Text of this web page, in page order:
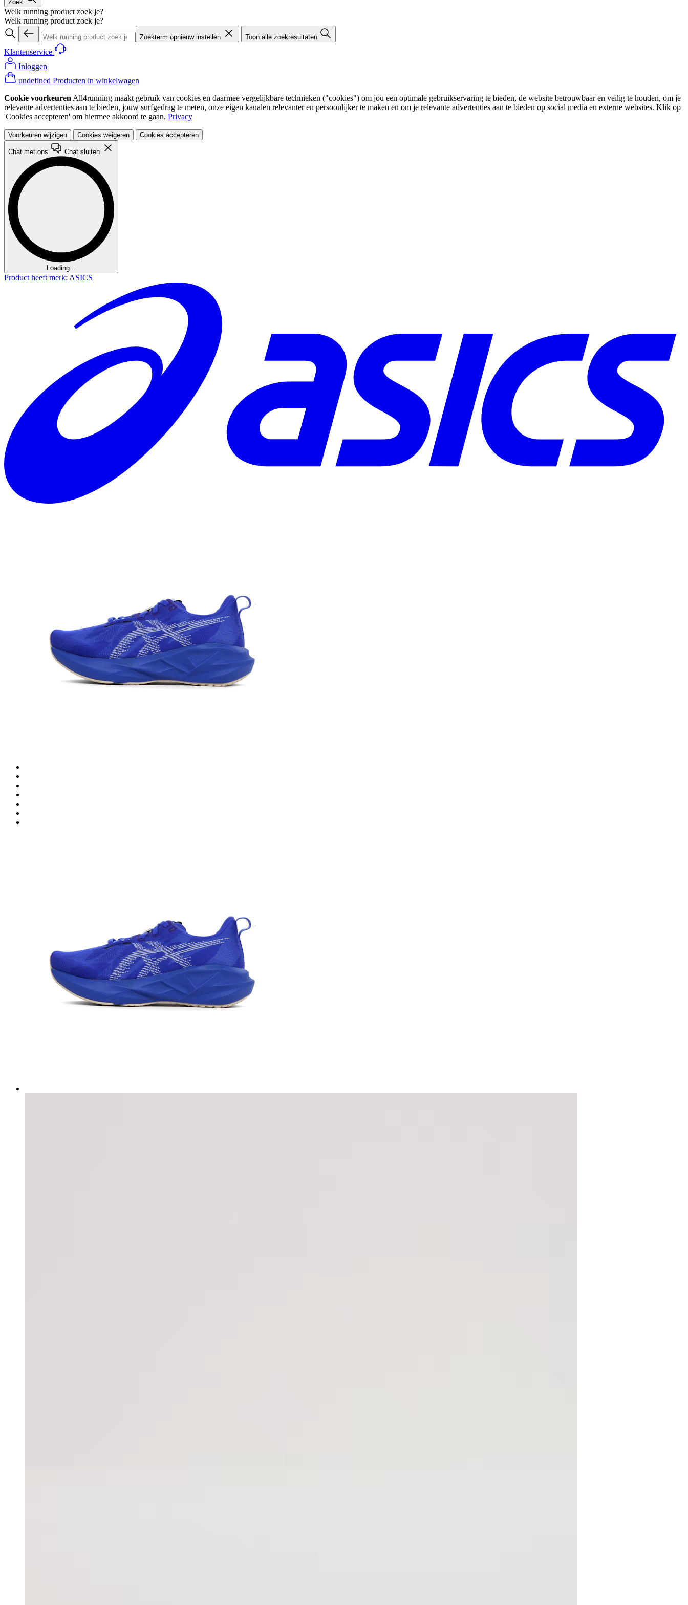
Zoek
Welk running product zoek je?
Welk running product zoek je?
Zoekterm opnieuw instellen Toon alle zoekresultaten
Klantenservice
Inloggen
undefined Producten in winkelwagen
Cookie voorkeuren All4running maakt gebruik van cookies en daarmee vergelijkbare technieken ("cookies") om jou een optimale gebruikservaring te bieden, de website betrouwbaar en veilig te houden, om je
relevante advertenties aan te bieden, jouw surfgedrag te meten, onze eigen kanalen relevanter en persoonlijker te maken en om je relevante advertenties aan te bieden op social media en externe websites. Klik op
'Cookies accepteren' om hiermee akkoord te gaan. Privacy
Voorkeuren wijzigen Cookies weigeren Cookies accepteren
Chat met ons Chat sluiten
Loading...
Product heeft merk: ASICS